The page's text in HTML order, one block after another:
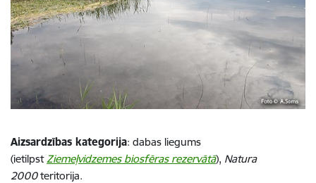
Aizsardzības kategorija: dabas liegums
(ietilpstZiemeļvidzemes biosfēras rezervātā), Natura
2000teritorija.